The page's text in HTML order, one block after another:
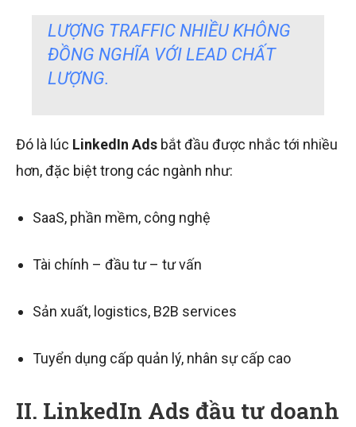
LƯỢNG TRAFFIC NHIỀU KHÔNG
ĐỒNG NGHĨA VỚI LEAD CHẤT
LƯỢNG.
Đó là lúc LinkedIn Ads bắt đầu được nhắc tới nhiều
hơn, đặc biệt trong các ngành như:
SaaS, phần mềm, công nghệ
Tài chính – đầu tư – tư vấn
Sản xuất, logistics, B2B services
Tuyển dụng cấp quản lý, nhân sự cấp cao
II. LinkedIn Ads đầu tư doanh